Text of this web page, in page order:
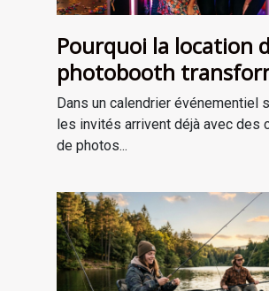
Pourquoi la location
photobooth
l’ambiance de votre
événement
Dans un calendrier événementiel
les invités arrivent déjà avec des
de photos...